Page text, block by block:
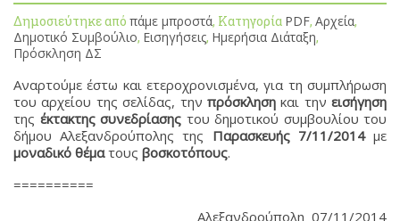
Δημοσιεύτηκε από πάμε μπροστά, Κατηγορία PDF, Αρχεία,
Δημοτικό Συμβούλιο, Εισηγήσεις, Ημερήσια Διάταξη,
Πρόσκληση ΔΣ
Αναρτούμε έστω και ετεροχρονισμένα, για τη συμπλήρωση
του αρχείου της σελίδας, την πρόσκλησηκαι την εισήγηση
της έκτακτης συνεδρίασης του δημοτικού συμβουλίου του
δήμου Αλεξανδρούπολης της Παρασκευής 7/11/2014με
μοναδικό θέματους βοσκοτόπους.
==========
Αλεξανδρούπολη 07/11/2014